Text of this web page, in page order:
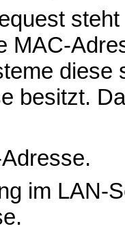
MAC-
diese
besitzt.
im LAN-